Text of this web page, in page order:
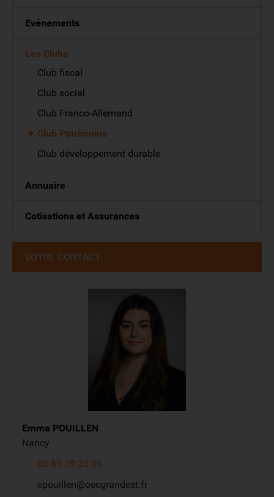
Evénements
Les Clubs
Club fiscal
Club social
Club Franco-Allemand
Club Patrimoine
Club développement durable
Annuaire
Cotisations et Assurances
VOTRE CONTACT
Emma POUILLEN
Nancy
03 83 39 20 06
epouillen@oecgrandest.fr